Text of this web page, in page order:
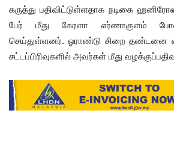
கருத்து பதிவிட்டுள்ளதாக நடிகை
பேர் மீது கேரளா எர்ணாகுளம்
செய்துள்ளனர். ஓராண்டு சிறை தண்டனை
சட்டப்பிரிவுகளில் அவர்கள் மீது